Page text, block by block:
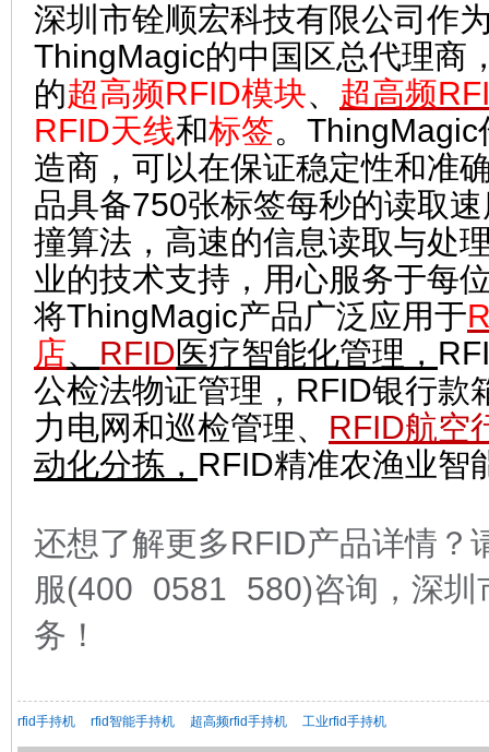
深圳市铨顺宏科技有限公司作
ThingMagic的中国区总代理商
的超高频RFID模块、 超高频
RFID天线和标签。
造商，可以在保证稳定性和准
品具备750张标签每秒的读取
撞算法，高速的信息读取与处
业的技术支持，用心服务于每
将ThingMagic产品广泛应用于
店、 RFID医疗智能化管理 ，
公检法物证管理，RFID银行款
力电网和巡检管理、 RFID航空
动化分拣， RFID精准农渔业智
还想了解更多RFID产品详情 ？
服(400 0581 580)咨询，深圳
务！
rfid手持机 rfid智能手持机 超高频rfid手持机 工业rfid手持机